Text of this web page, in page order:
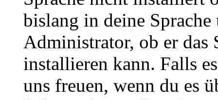
bislang in deine
Administrator, ob er das
installieren kann. Falls
uns freuen, wenn du es